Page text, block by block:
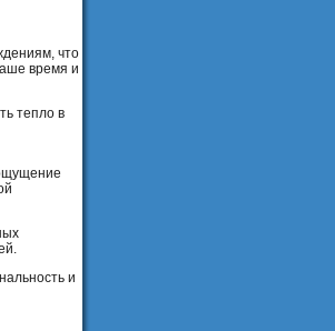
что
время и
тепло в
и